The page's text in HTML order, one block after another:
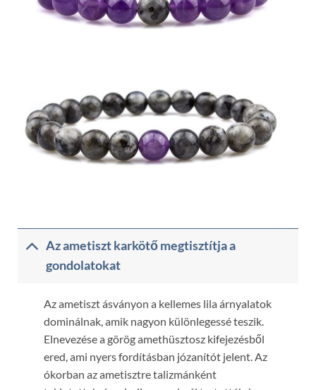
Az ametiszt karkötő megtisztítja a
gondolatokat
Az ametiszt ásványon a kellemes lila árnyalatok
dominálnak, amik nagyon különlegessé teszik.
Elnevezése a görög amethüsztosz kifejezésből
ered, ami nyers fordításban józanítót jelent. Az
ókorban az ametisztre talizmánként